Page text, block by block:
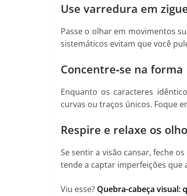
Use varredura em
Passe o olhar em movimentos
sistemáticos evitam que você
Concentre‑se na forma
Enquanto os caracteres
curvas ou traços únicos. Foque
Respire e relaxe os
Se sentir a visão cansar, feche
tende a captar imperfeições que
Viu esse? Quebra-cabeça visual: